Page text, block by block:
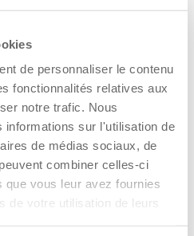
de personnaliser le contenu
fonctionnalités relatives aux
notre trafic. Nous
informations sur l'utilisation de
de médias sociaux, de
combiner celles-ci
vous leur avez fournies
de votre utilisation de leurs
licence from:
in the following